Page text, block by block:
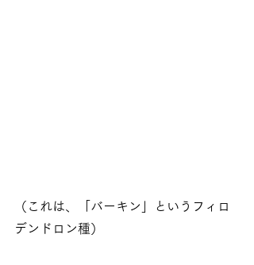
（これは、「バーキン」というフィロ
デンドロン種）